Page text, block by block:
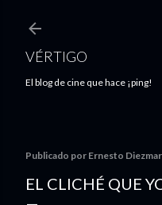
VÉRTIGO
El blog de cine que hace ¡ping!
Publicado por Ernesto
EL CLICHÉ QUE